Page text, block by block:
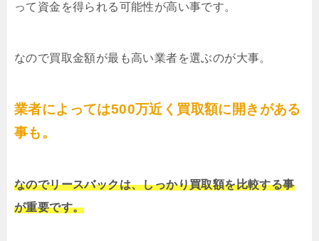
って資金を得られる可能性が高い事です。
なので買取金額が最も高い業者を選ぶのが大事。
業者によっては500万近く買取額に開きがある
事も。
なのでリースバックは、しっかり買取額を比較する事
が重要です。